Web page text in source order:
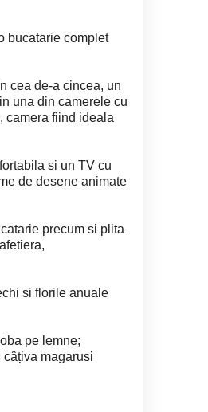
bucatarie complet
cea de-a cincea, un
una din camerele cu
camera fiind ideala
si un TV cu
de desene animate
precum si plita
si florile anuale
pe lemne;
magarusi